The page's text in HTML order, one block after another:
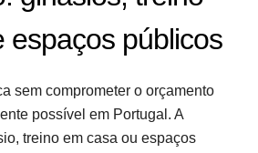
espaços públicos
sem comprometer o orçamento
possível em Portugal. A
treino em casa ou espaços